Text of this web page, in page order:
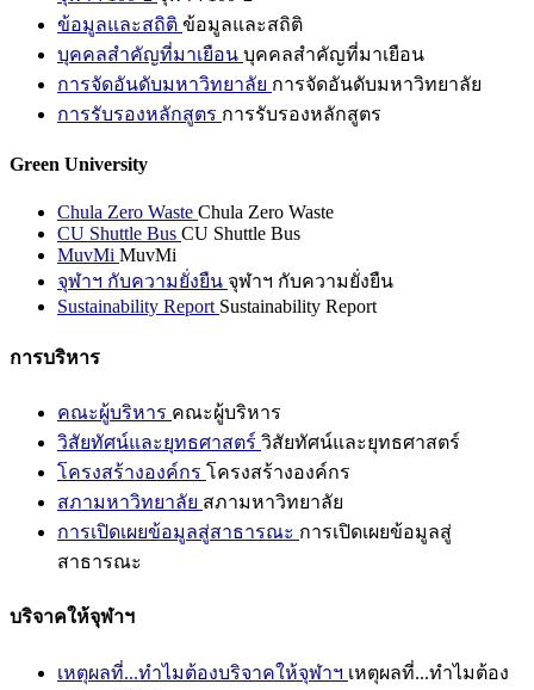
ข้อมูลและสถิติ ข้อมูลและสถิติ
บุคคลสำคัญที่มาเยือน บุคคลสำคัญที่มาเยือน
การจัดอันดับมหาวิทยาลัย การจัดอันดับมหาวิทยาลัย
การรับรองหลักสูตร การรับรองหลักสูตร
Green University
Chula Zero Waste Chula Zero Waste
CU Shuttle Bus CU Shuttle Bus
MuvMi MuvMi
จุฬาฯ กับความยั่งยืน จุฬาฯ กับความยั่งยืน
Sustainability Report Sustainability Report
การบริหาร
คณะผู้บริหาร คณะผู้บริหาร
วิสัยทัศน์และยุทธศาสตร์ วิสัยทัศน์และยุทธศาสตร์
โครงสร้างองค์กร โครงสร้างองค์กร
สภามหาวิทยาลัย สภามหาวิทยาลัย
การเปิดเผยข้อมูลสู่สาธารณะ การเปิดเผยข้อมูลสู่
สาธารณะ
บริจาคให้จุฬาฯ
เหตุผลที่...ทำไมต้องบริจาคให้จุฬาฯ เหตุผลที่...ทำไมต้อง